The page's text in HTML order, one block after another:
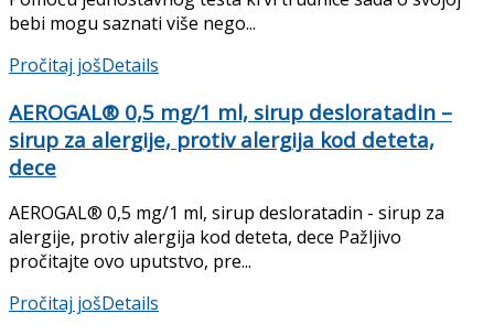
bebi mogu saznati više nego...
Pročitaj jošDetails
AEROGAL® 0,5 mg/1 ml, sirup desloratadin –
sirup za alergije, protiv alergija kod deteta,
dece
AEROGAL® 0,5 mg/1 ml, sirup desloratadin - sirup za
alergije, protiv alergija kod deteta, dece Pažljivo
pročitajte ovo uputstvo, pre...
Pročitaj jošDetails